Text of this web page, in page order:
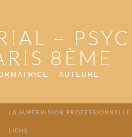
–
8ÈME
– AUTEURE
LA SUPERVISION PROFESSIONNELLE
LIENS